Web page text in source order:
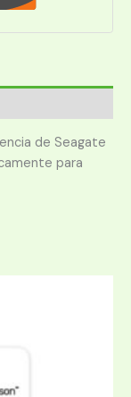
de Seagate
para